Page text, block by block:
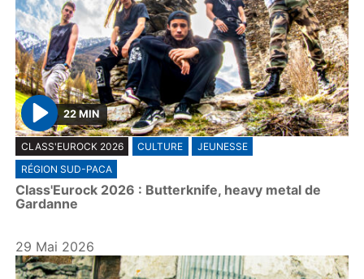
P
l
a
y
22 MIN
CLASS'EUROCK 2026 CULTURE
JEUNESSE
RÉGION SUD-PACA
Class'Eurock 2026 : Butterknife, heavy metal de
Gardanne
29 Mai 2026